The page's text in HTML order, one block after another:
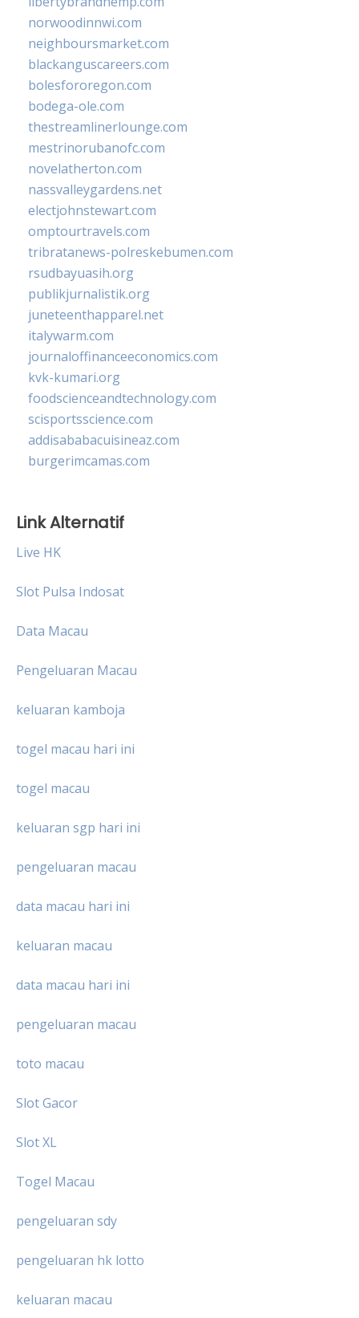
norwoodinnwi.com
neighboursmarket.com
blackanguscareers.com
bolesfororegon.com
bodega-ole.com
thestreamlinerlounge.com
mestrinorubanofc.com
novelatherton.com
nassvalleygardens.net
electjohnstewart.com
omptourtravels.com
tribratanews-polreskebumen.com
rsudbayuasih.org
publikjurnalistik.org
juneteenthapparel.net
italywarm.com
journaloffinanceeconomics.com
kvk-kumari.org
foodscienceandtechnology.com
scisportsscience.com
addisababacuisineaz.com
burgerimcamas.com
Link Alternatif
Live HK
Slot Pulsa Indosat
Data Macau
Pengeluaran Macau
keluaran kamboja
togel macau hari ini
togel macau
keluaran sgp hari ini
pengeluaran macau
data macau hari ini
keluaran macau
data macau hari ini
pengeluaran macau
toto macau
Slot Gacor
Slot XL
Togel Macau
pengeluaran sdy
pengeluaran hk lotto
keluaran macau